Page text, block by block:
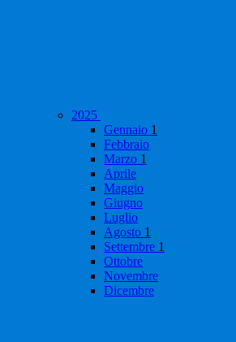
2025
Gennaio 1
Febbraio
Marzo 1
Aprile
Maggio
Giugno
Luglio
Agosto 1
Settembre 1
Ottobre
Novembre
Dicembre